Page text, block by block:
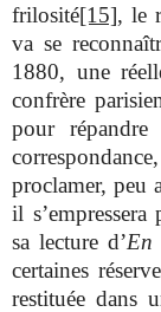
frilosité[15], le
va se
1880, une
confrère
pour
proclamer, peu
il
sa lecture d’En
certaines
restituée dans